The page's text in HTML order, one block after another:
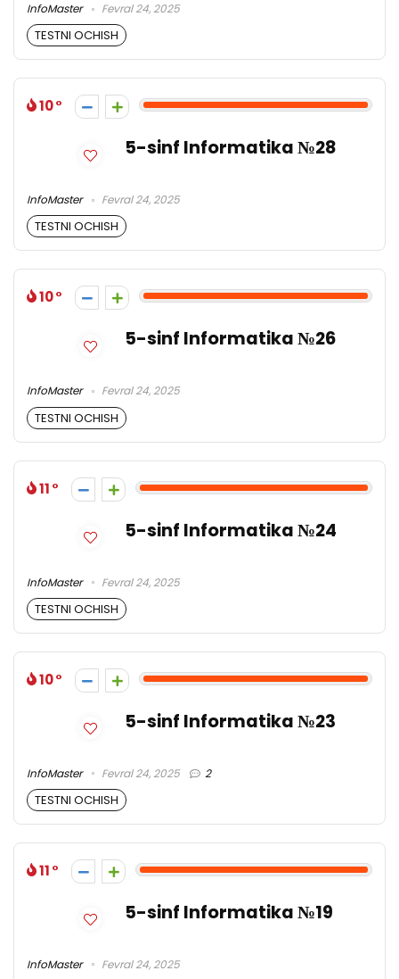
InfoMaster Fevral 24, 2025
TESTNI OCHISH
10
5-sinf Informatika №28
InfoMaster Fevral 24, 2025
TESTNI OCHISH
10
5-sinf Informatika №26
InfoMaster Fevral 24, 2025
TESTNI OCHISH
11
5-sinf Informatika №24
InfoMaster Fevral 24, 2025
TESTNI OCHISH
10
5-sinf Informatika №23
InfoMaster Fevral 24, 2025 2
TESTNI OCHISH
11
5-sinf Informatika №19
InfoMaster Fevral 24, 2025